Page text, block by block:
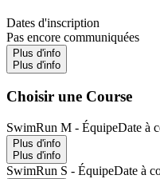
Dates d'inscription
Pas encore communiquées
Plus d'info
Plus d'info
Choisir une Course
SwimRun M - ÉquipeDate à
Plus d'info
Plus d'info
SwimRun S - ÉquipeDate à